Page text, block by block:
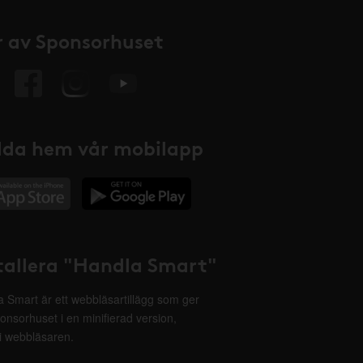
av Sponsorhuset
hem vår mobilapp
"Handla Smart"
Smart är ett webbläsartillägg som ger
i en minifierad version,
webbläsaren.